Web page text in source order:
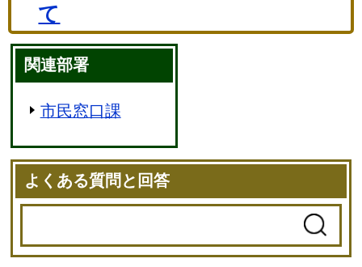
て
関連部署
市民窓口課
よくある質問と回答